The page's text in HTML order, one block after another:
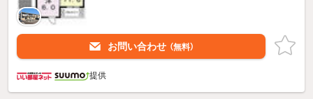
お問い合わせ （無料）
提供